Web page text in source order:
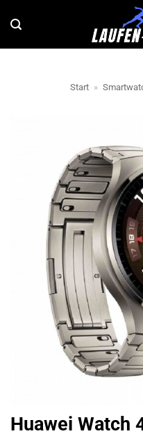
Inhalt
springen
Start »
Huawei Watch